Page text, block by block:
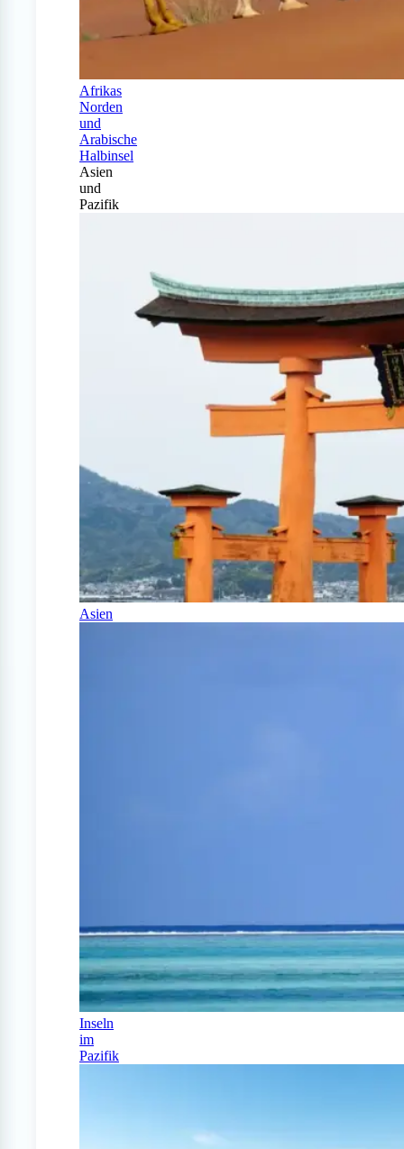
Afrikas
Norden
und
Arabische
Halbinsel
Asien
und
Pazifik
Asien
Inseln
im
Pazifik